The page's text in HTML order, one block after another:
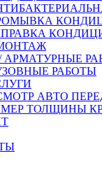
АРМАТУРНЫЕ
РАБОТЫ
АВТО
ТОЛЩИНЫ